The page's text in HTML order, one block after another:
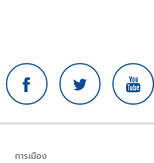
การเมือง